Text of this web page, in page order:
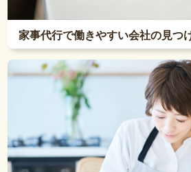
家事代行で働きやすい会社の見つ